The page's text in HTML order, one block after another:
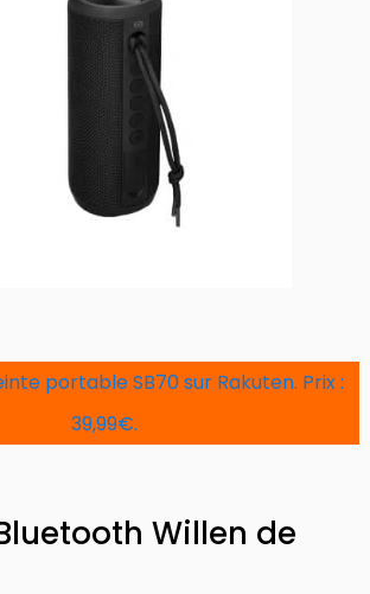
portable SB70 sur Rakuten. Prix :
39,99€.
Willen de